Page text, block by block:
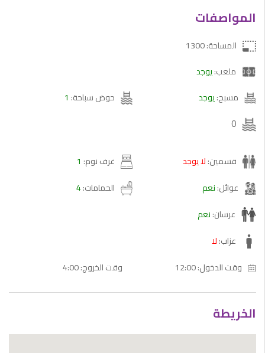
المواصفات
المساحة: 1300
ملعب:يوجد
مسبح:يوجد حوض سباحة: 1
0
قسمين:لا يوجد غرف نوم: 1
عوائل:نعم الحمامات:4
عرسان:نعم
عزاب:لا
4:00 :وقت الخروج
12:00 :وقت الدخول
الخريطة